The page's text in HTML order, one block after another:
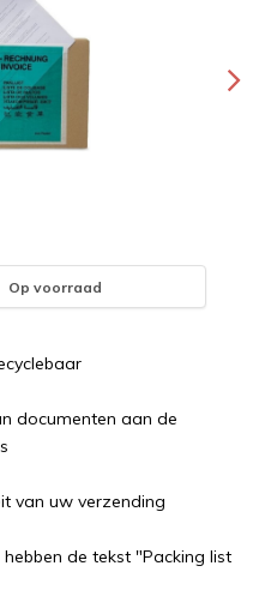
Op voorraad
documenten aan de
van uw verzending
de tekst "Packing list